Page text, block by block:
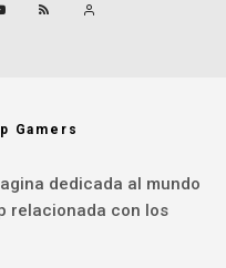
Gamers
dedicada al mundo
relacionada con los